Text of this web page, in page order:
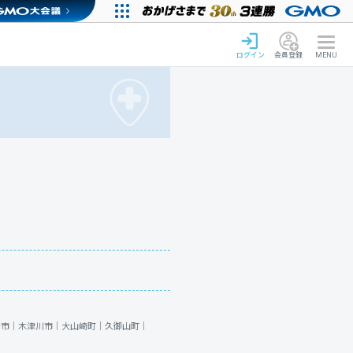
ログイン 会員登録 MENU
｜ 木津川市｜ 大山崎町｜ 久御山町｜